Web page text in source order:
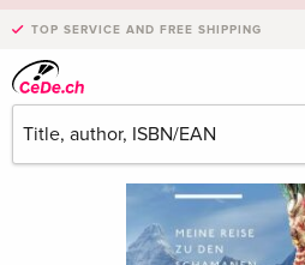
TOP SERVICE AND FREE SHIPPING